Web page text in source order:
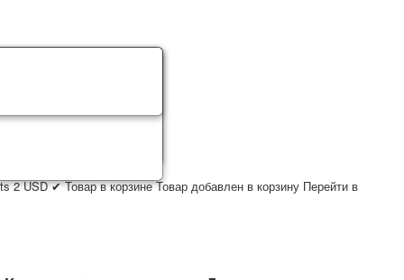
2 USD ✔ Товар в корзине Товар добавлен в корзину Перейти в